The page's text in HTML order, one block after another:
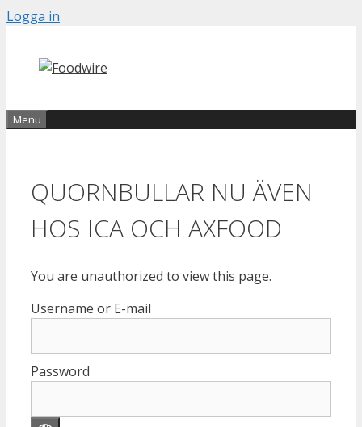
Skip
content
Logga in
Menu
QUORNBULLAR NU ÄVEN
HOS ICA OCH AXFOOD
You are unauthorized to view this page.
Username or E-mail
Password